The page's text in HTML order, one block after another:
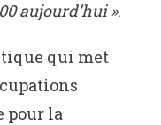
aujourd’hui ».
qui met
pour la